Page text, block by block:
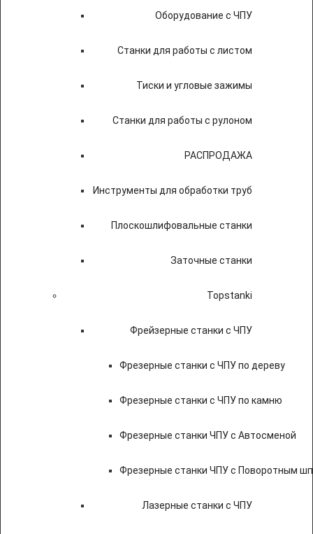
Оборудование с ЧПУ
Станки для работы с листом
Тиски и угловые зажимы
Станки для работы с рулоном
РАСПРОДАЖА
Инструменты для обработки труб
Плоскошлифовальные станки
Заточные станки
Topstanki
Фрейзерные станки с ЧПУ
Фрезерные станки с ЧПУ по дереву
Фрезерные станки с ЧПУ по камню
Фрезерные станки ЧПУ с Автосменой
Фрезерные станки ЧПУ с Поворотным
Лазерные станки с ЧПУ